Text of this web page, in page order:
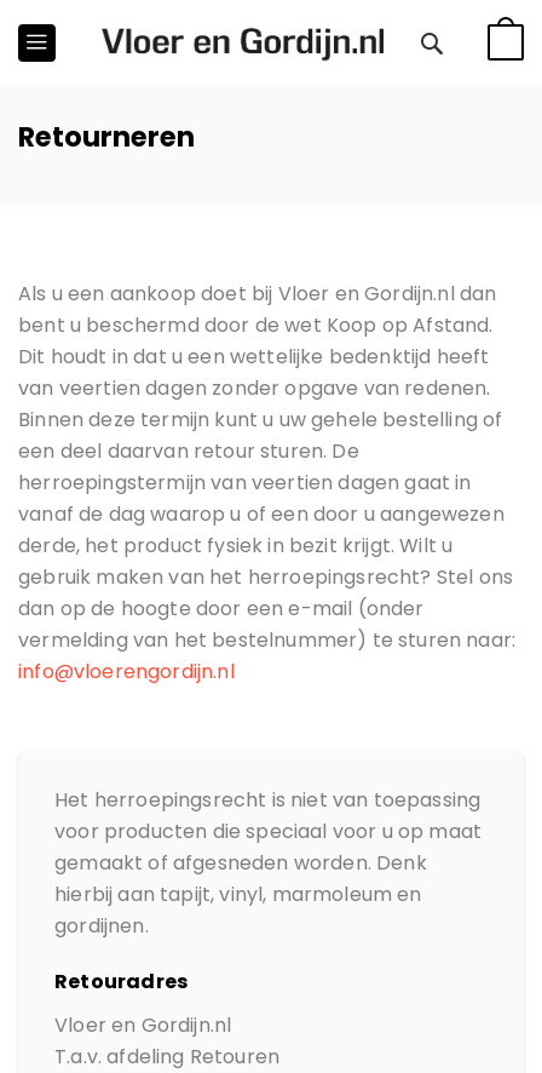
Retourneren
Als u een aankoop doet bij Vloer en Gordijn.nl dan
bent u beschermd door de wet Koop op Afstand.
Dit houdt in dat u een wettelijke bedenktijd heeft
van veertien dagen zonder opgave van redenen.
Binnen deze termijn kunt u uw gehele bestelling of
een deel daarvan retour sturen. De
herroepingstermijn van veertien dagen gaat in
vanaf de dag waarop u of een door u aangewezen
derde, het product fysiek in bezit krijgt. Wilt u
gebruik maken van het herroepingsrecht? Stel ons
dan op de hoogte door een e-mail (onder
vermelding van het bestelnummer) te sturen naar:
info@vloerengordijn.nl
Het herroepingsrecht is niet van toepassing
voor producten die speciaal voor u op maat
gemaakt of afgesneden worden. Denk
hierbij aan tapijt, vinyl, marmoleum en
gordijnen.
Retouradres
Vloer en Gordijn.nl
T.a.v. afdeling Retouren